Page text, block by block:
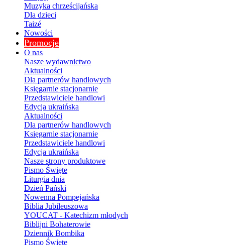
Muzyka chrześcijańska
Dla dzieci
Taizé
Nowości
Promocje
O nas
Nasze wydawnictwo
Aktualności
Dla partnerów handlowych
Księgarnie stacjonarnie
Przedstawiciele handlowi
Edycja ukraińska
Aktualności
Dla partnerów handlowych
Księgarnie stacjonarnie
Przedstawiciele handlowi
Edycja ukraińska
Nasze strony produktowe
Pismo Święte
Liturgia dnia
Dzień Pański
Nowenna Pompejańska
Biblia Jubileuszowa
YOUCAT - Katechizm młodych
Biblijni Bohaterowie
Dziennik Bombika
Pismo Święte